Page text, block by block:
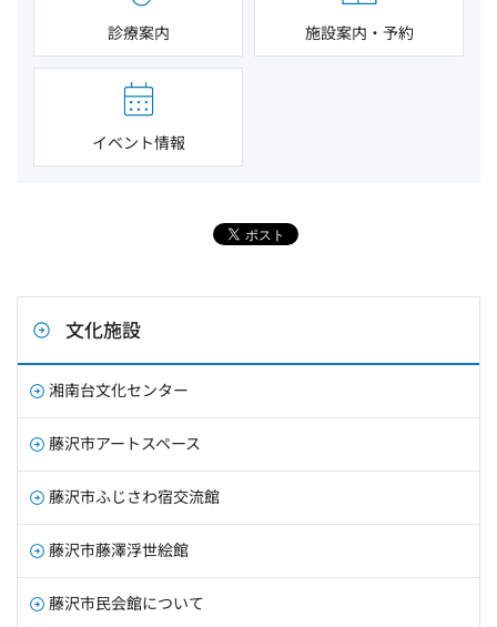
診療案内 施設案内・予約
イベント情報
文化施設
湘南台文化センター
藤沢市アートスペース
藤沢市ふじさわ宿交流館
藤沢市藤澤浮世絵館
藤沢市民会館について